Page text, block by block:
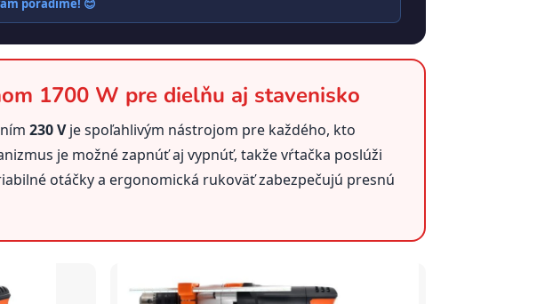
poradíme! 😊
1700 W pre dielňu aj stavenisko
230 Vje spoľahlivým nástrojom pre každého, kto
je možné zapnúť aj vypnúť, takže vŕtačka poslúži
otáčky a ergonomická rukoväť zabezpečujú presnú